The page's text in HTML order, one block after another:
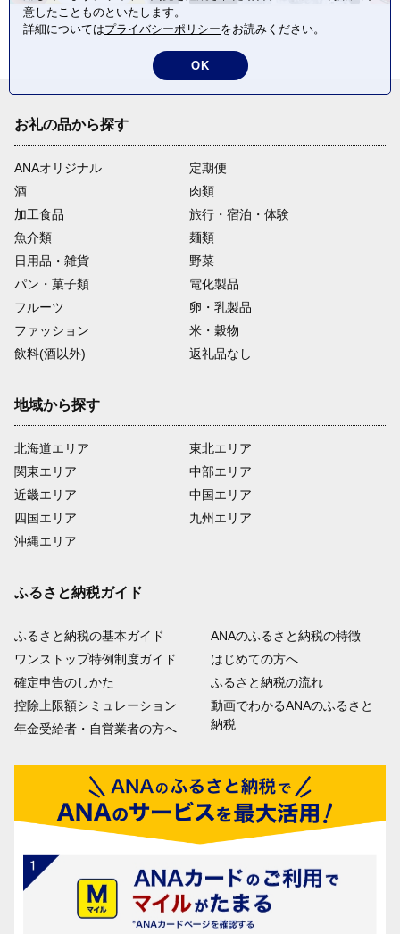
お礼の品から探す
ANAオリジナル
定期便
酒
肉類
加工食品
旅行・宿泊・体験
魚介類
麺類
日用品・雑貨
野菜
パン・菓子類
電化製品
フルーツ
卵・乳製品
ファッション
米・穀物
飲料(酒以外)
返礼品なし
地域から探す
北海道エリア
関東エリア
近畿エリア
四国エリア
沖縄エリア
東北エリア
中部エリア
中国エリア
九州エリア
ふるさと納税ガイド
ふるさと納税の基本ガイド
ワンストップ特例制度ガイド
確定申告のしかた
控除上限額シミュレーション
年金受給者・自営業者の方へ
ANAのふるさと納税の特徴
はじめての方へ
ふるさと納税の流れ
動画でわかるANAのふるさと
納税
意したことものといたします。
詳細についてはプライバシーポリシーをお読みください。
OK